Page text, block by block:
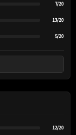
7/20
13/20
5/20
12/20